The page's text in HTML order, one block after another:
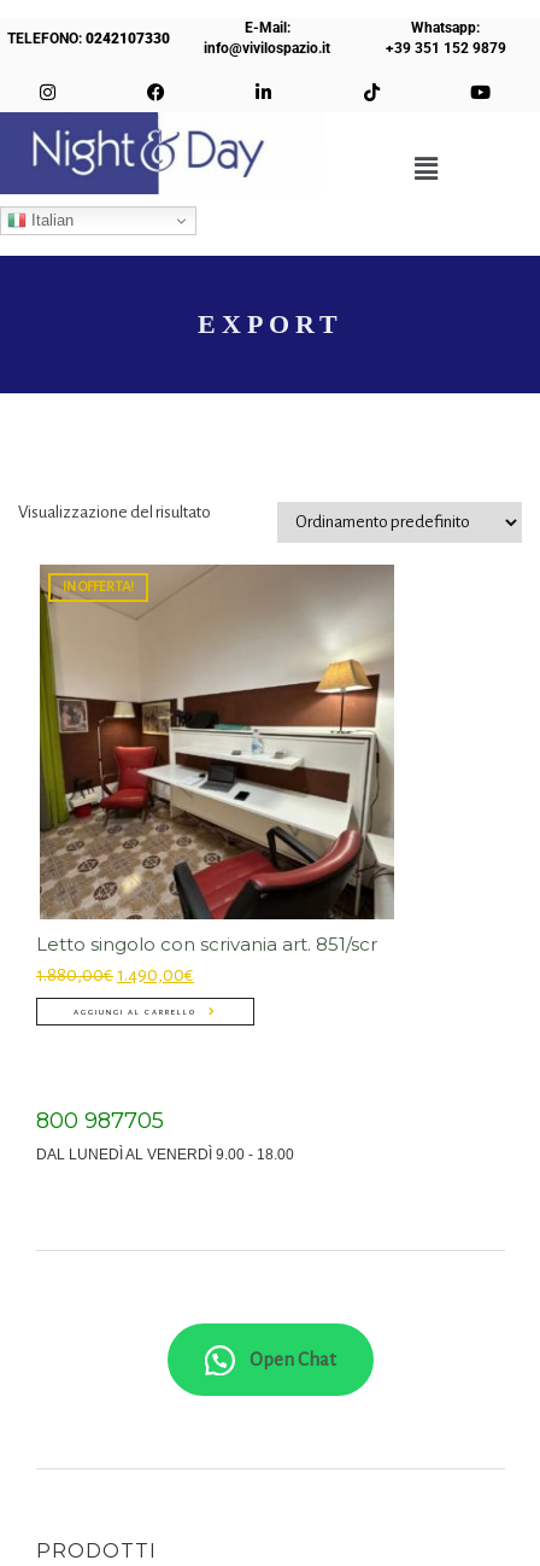
TELEFONO:0242107330
E-Mail:
info@vivilospazio.it
Whatsapp:
+39 351 152 9879
Italian
EXPORT
Visualizzazione del risultato
IN OFFERTA!
Letto singolo con scrivania art. 851/scr
1.880,00€1.490,00€
AGGIUNGI AL CARRELLO
800 987705
DAL LUNEDÌ AL VENERDÌ 9.00 - 18.00
Open Chat
PRODOTTI